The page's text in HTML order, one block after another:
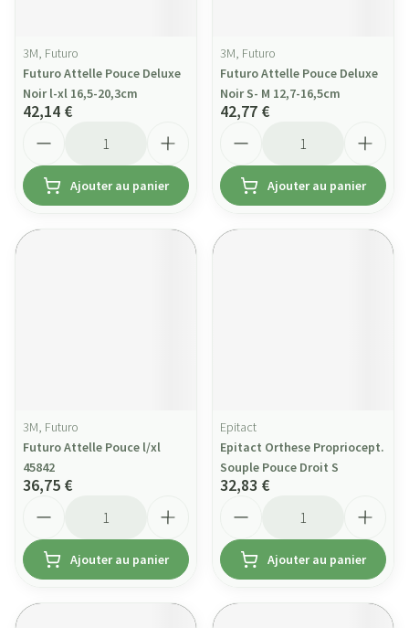
3M, Futuro
Futuro Attelle Pouce Deluxe
Noir l-xl 16,5-20,3cm
42,14 €
Ajouter au panier
3M, Futuro
Futuro Attelle Pouce Deluxe
Noir S- M 12,7-16,5cm
42,77 €
Ajouter au panier
3M, Futuro
Futuro Attelle Pouce l/xl
45842
36,75 €
Ajouter au panier
Epitact
Epitact Orthese Propriocept.
Souple Pouce Droit S
32,83 €
Ajouter au panier